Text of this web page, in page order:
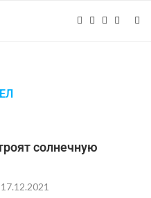
солнечную
17.12.2021